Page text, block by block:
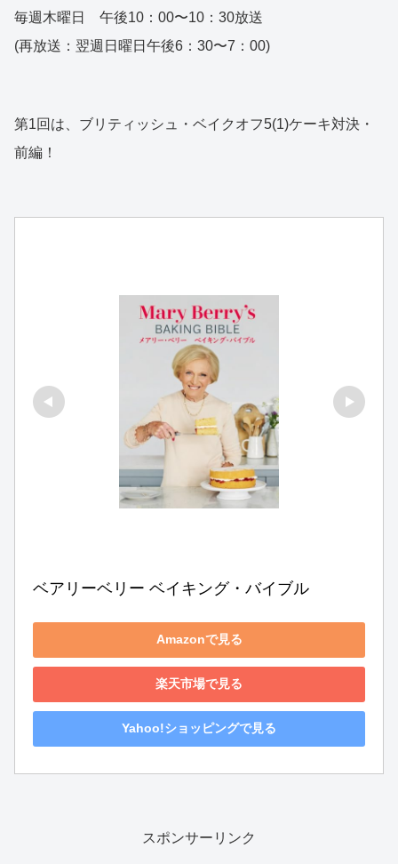
毎週木曜日 午後10：00〜10：30放送
(再放送：翌週日曜日午後6：30〜7：00)
第1回は、ブリティッシュ・ベイクオフ5(1)ケーキ対決・
前編！
ベアリーベリー ベイキング・バイブル
Amazonで見る
楽天市場で見る
Yahoo!ショッピングで見る
スポンサーリンク